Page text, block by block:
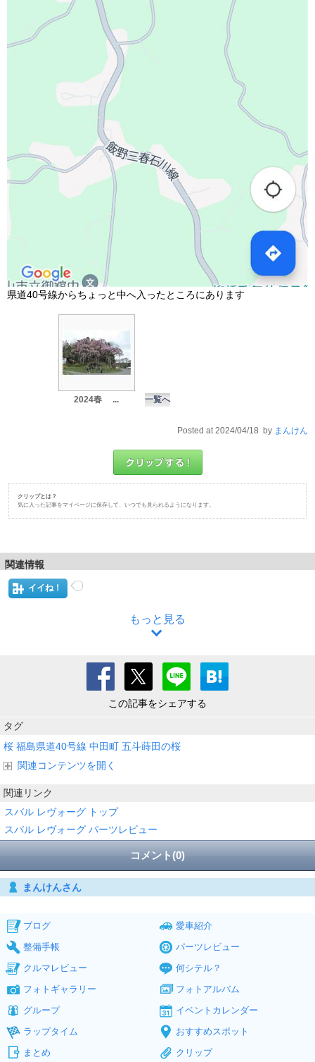
県道40号線からちょっと中へ入ったところにあります
2024春 ... 一覧へ
Posted at 2024/04/18 by まんけん
クリップとは？
気に入った記事をマイページに保存して、いつでも見られるようになります。
関連情報
イイね！
もっと見る
この記事をシェアする
タグ
桜 福島県道40号線 中田町 五斗蒔田の桜
関連コンテンツを開く
関連リンク
スバル レヴォーグ トップ
スバル レヴォーグ パーツレビュー
コメント(0)
まんけんさん
ブログ
愛車紹介
整備手帳
パーツレビュー
クルマレビュー
何シテル？
フォトギャラリー
フォトアルバム
グループ
イベントカレンダー
ラップタイム
おすすめスポット
まとめ
クリップ